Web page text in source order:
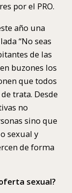
por el PRO.
año una
“No seas
de las
buzones los
que todos
trata. Desde
no
sino que
sexual y
de forma
sexual?